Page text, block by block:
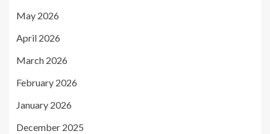
May 2026
April 2026
March 2026
February 2026
January 2026
December 2025